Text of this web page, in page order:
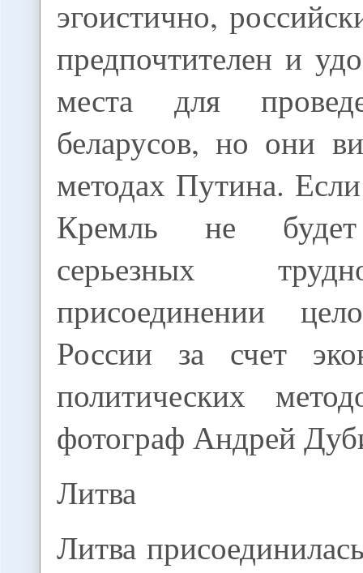
эгоистично,
предпочтителен и
места для
беларусов, но они
методах Путина.
Кремль не будет
серьезных
присоединении
России за счет
политических
фотограф Андрей
Литва
Литва